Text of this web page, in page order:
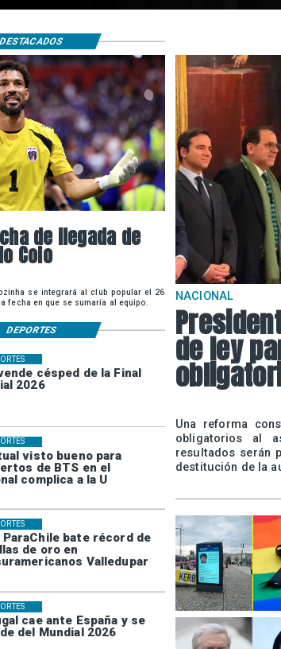
césped de la Final
2026
visto bueno para
de BTS en el
complica a la U
ParaChile bate récord de
de oro en
Valledupar
cae ante España y se
del Mundial 2026
de llegada de
Colo
se integrará al club popular el 26
fecha en que se sumaría al equipo.
NACIONAL
de ley
Una reforma
obligatorios al
resultados serán
destitución de la
DESTACADOS
DEPORTES